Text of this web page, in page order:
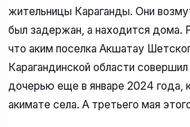
жительницы Караганды. Они
был задержан, а находится дома.
что аким поселка Акшатау
Карагандинской области
дочерью еще в январе 2024 года,
акимате села. А третьего мая